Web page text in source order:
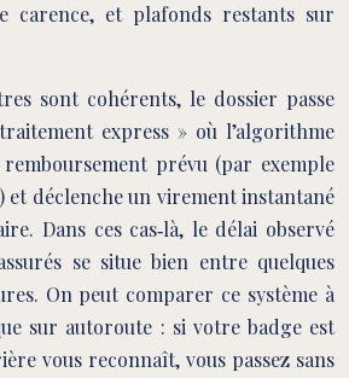
carence, et plafonds restants sur
sont cohérents, le dossier passe
express » où l’algorithme
prévu (par exemple
et déclenche un virement instantané
Dans ces cas‑là, le délai observé
se situe bien entre quelques
On peut comparer ce système à
sur autoroute : si votre badge est
vous reconnaît, vous passez sans